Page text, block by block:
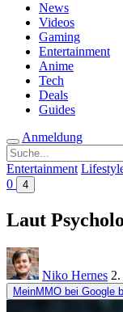
News
Videos
Gaming
Entertainment
Anime
Tech
Deals
Guides
Anmeldung
Suche
nach:
Entertainment
0
4
Laut
Niko Hernes
MeinMMO bei Google